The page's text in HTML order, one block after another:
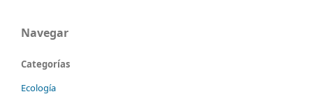
Navegar
Categorías
Ecología